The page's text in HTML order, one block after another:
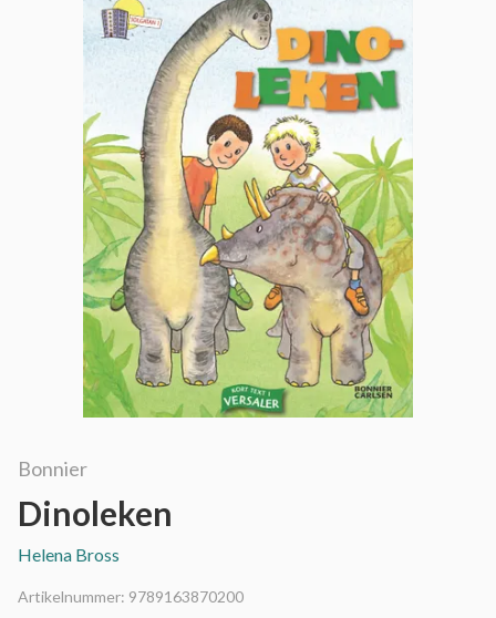
Bonnier
Dinoleken
Helena Bross
Artikelnummer: 9789163870200